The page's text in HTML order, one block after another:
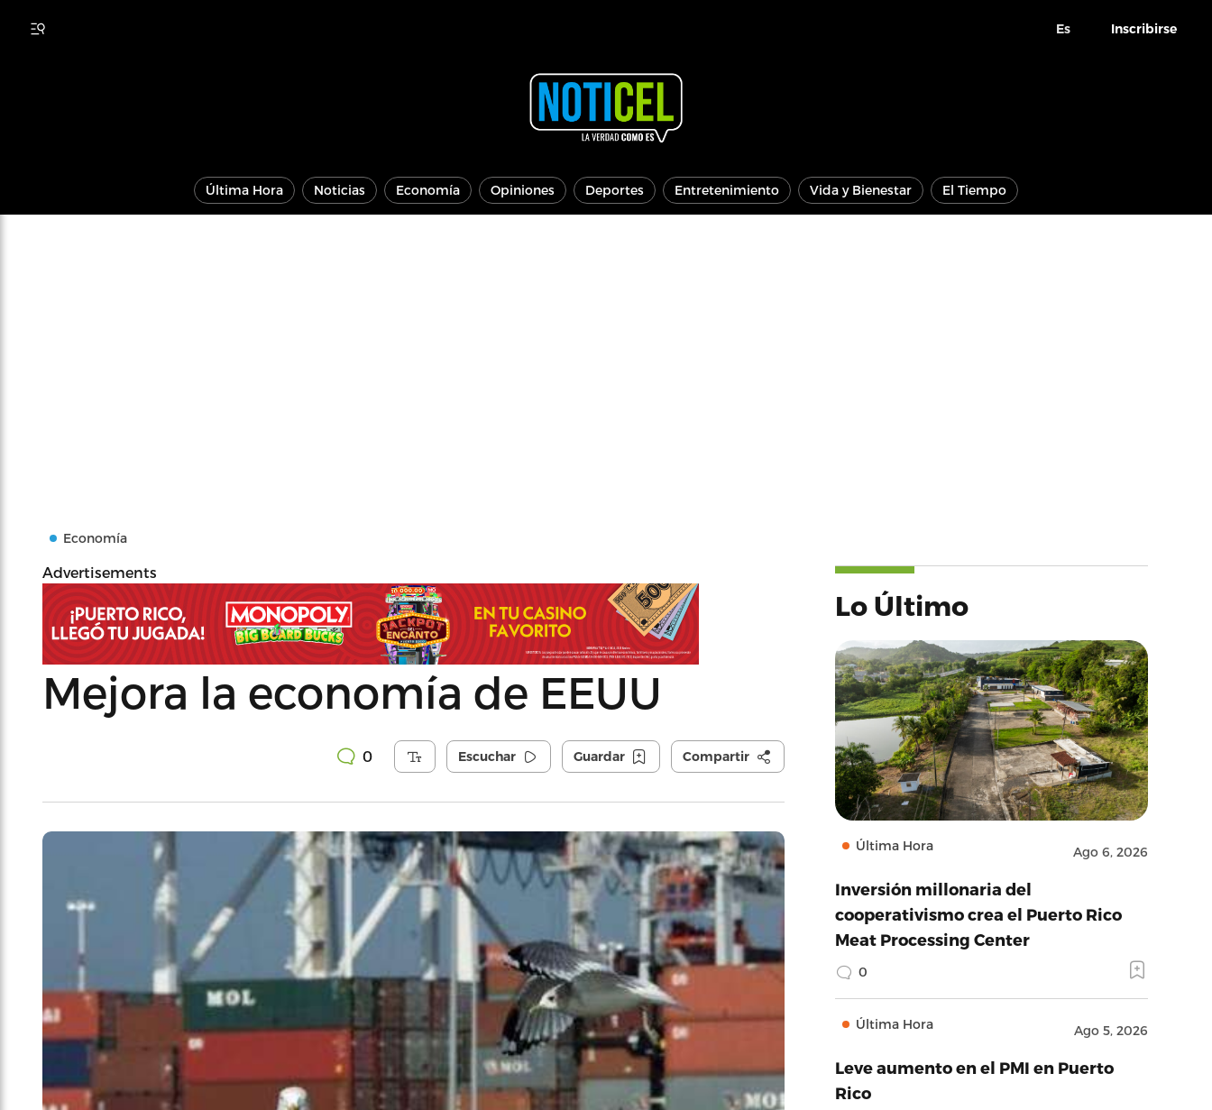
Es Inscribirse
Última Hora Noticias Economía Opiniones Deportes Entretenimiento Vida y Bienestar El Tiempo
Economía
Advertisements
Mejora la economía de EEUU
0 Escuchar Guardar Compartir
Lo Último
Última Hora Ago 6, 2026
Inversión millonaria del
cooperativismo crea el Puerto Rico
Meat Processing Center
0
Última Hora Ago 5, 2026
Leve aumento en el PMI en Puerto
Rico